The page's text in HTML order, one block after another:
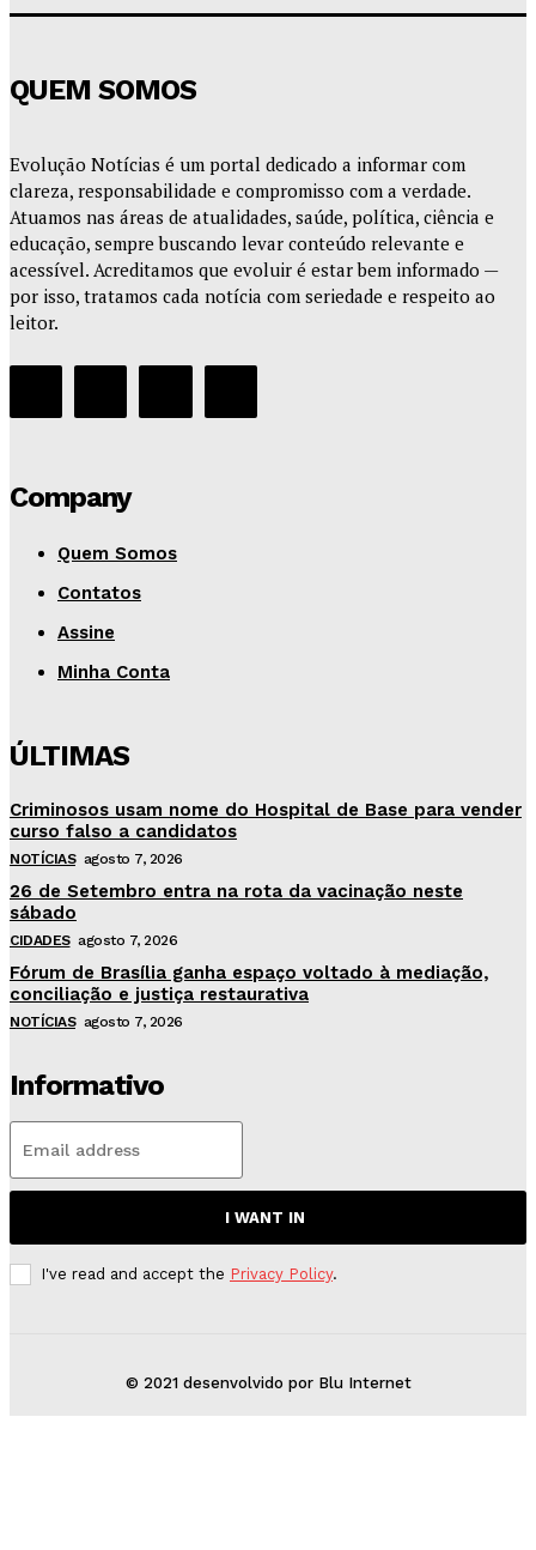
QUEM SOMOS
Evolução Notícias é um portal dedicado a informar com
clareza, responsabilidade e compromisso com a verdade.
Atuamos nas áreas de atualidades, saúde, política, ciência e
educação, sempre buscando levar conteúdo relevante e
acessível. Acreditamos que evoluir é estar bem informado —
por isso, tratamos cada notícia com seriedade e respeito ao
leitor.
Company
Quem Somos
Contatos
Assine
Minha Conta
ÚLTIMAS
Criminosos usam nome do Hospital de Base para vender
curso falso a candidatos
NOTÍCIAS agosto 7, 2026
26 de Setembro entra na rota da vacinação neste
sábado
CIDADES agosto 7, 2026
Fórum de Brasília ganha espaço voltado à mediação,
conciliação e justiça restaurativa
NOTÍCIAS agosto 7, 2026
Informativo
I WANT IN
I've read and accept the Privacy Policy.
© 2021 desenvolvido por Blu Internet